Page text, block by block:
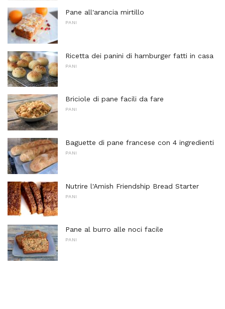
Pane all'arancia mirtillo
PANI
Ricetta dei panini di hamburger fatti in casa
PANI
Briciole di pane facili da fare
PANI
Baguette di pane francese con 4 ingredienti
PANI
Nutrire l'Amish Friendship Bread Starter
PANI
Pane al burro alle noci facile
PANI